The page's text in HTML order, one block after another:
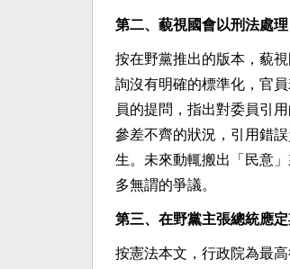
第二、藐視國會以刑法處
按在野黨推出的版本，藐
詢沒有明確的標準化，官
員的提問，指出對委員引
參差不齊的狀況，引用錯
生。未來動輒搬出「民意
多無謂的爭議。
第三、在野黨主張總統應
按憲法本文，行政院為最